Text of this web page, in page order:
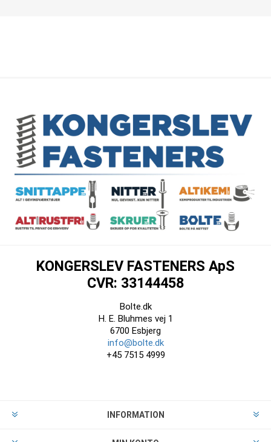
KONGERSLEV FASTENERS ApS
CVR: 33144458
Bolte.dk
H. E. Bluhmes vej 1
6700 Esbjerg
info@bolte.dk
+45 7515 4999
INFORMATION